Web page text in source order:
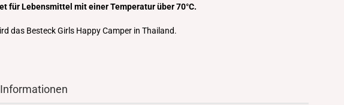
für Lebensmittel mit einer Temperatur über 70°C.
das Besteck Girls Happy Camper in Thailand.